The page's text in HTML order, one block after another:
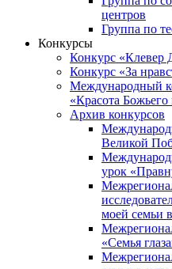
центров
Группа по
Конкурсы
Конкурс «Клевер
Конкурс «За
Международный
«Красота Божьего
Архив конкурсов
Великой
урок
моей семьи
«Семья